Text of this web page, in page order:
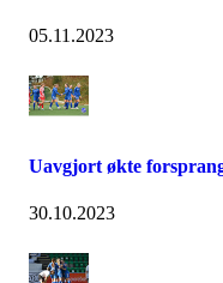
05.11.2023
Uavgjort økte
30.10.2023